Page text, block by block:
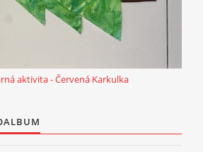
aktivita - Červená Karkulka